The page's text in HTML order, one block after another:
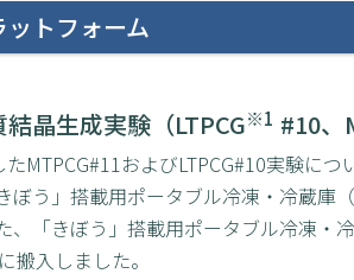
トフォーム
晶生成実験（LTPCG※1 #10、
MTPCG#11およびLTPCG#10実験に
ぼう」搭載用ポータブル冷凍・冷蔵庫
、「きぼう」搭載用ポータブル冷凍・
搬入しました。